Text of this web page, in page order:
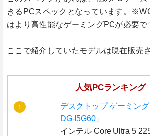
きるPCスペックとなっています。
はより高性能なゲーミングPCが必要で
ここで紹介していたモデルは現在販売
人気PCランキング
デスクトップ ゲーミン
DG-I5G60」
インテル Core Ultra 5